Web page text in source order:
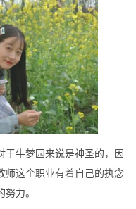
于牛梦园来说是神圣的，因
师这个职业有着自己的执念
力。